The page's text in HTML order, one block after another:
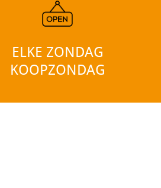
ELKE ZONDAG
KOOPZONDAG